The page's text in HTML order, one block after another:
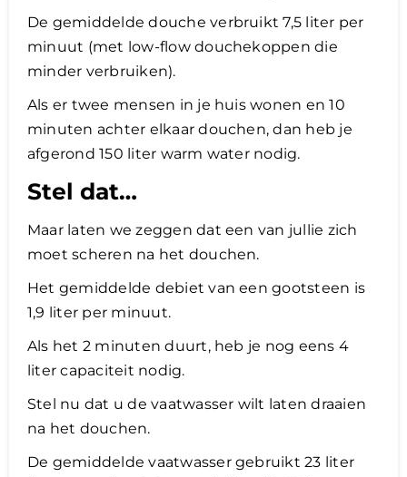
De gemiddelde douche verbruikt 7,5 liter per
minuut (met low-flow douchekoppen die
minder verbruiken).
Als er twee mensen in je huis wonen en 10
minuten achter elkaar douchen, dan heb je
afgerond 150 liter warm water nodig.
Stel dat…
Maar laten we zeggen dat een van jullie zich
moet scheren na het douchen.
Het gemiddelde debiet van een gootsteen is
1,9 liter per minuut.
Als het 2 minuten duurt, heb je nog eens 4
liter capaciteit nodig.
Stel nu dat u de vaatwasser wilt laten draaien
na het douchen.
De gemiddelde vaatwasser gebruikt 23 liter